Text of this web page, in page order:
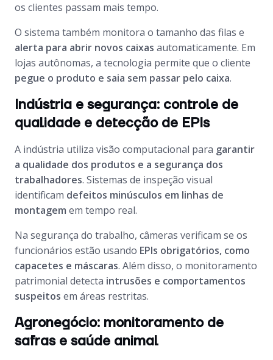
os clientes passam mais tempo.
O sistema também monitora o tamanho das filas e
alerta para abrir novos caixas automaticamente. Em
lojas autônomas, a tecnologia permite que o cliente
pegue o produto e saia sem passar pelo caixa.
Indústria e segurança: controle de
qualidade e detecção de EPIs
A indústria utiliza visão computacional para garantir
a qualidade dos produtos e a segurança dos
trabalhadores. Sistemas de inspeção visual
identificam defeitos minúsculos em linhas de
montagem em tempo real.
Na segurança do trabalho, câmeras verificam se os
funcionários estão usando EPIs obrigatórios, como
capacetes e máscaras. Além disso, o monitoramento
patrimonial detecta intrusões e comportamentos
suspeitos em áreas restritas.
Agronegócio: monitoramento de
safras e saúde animal